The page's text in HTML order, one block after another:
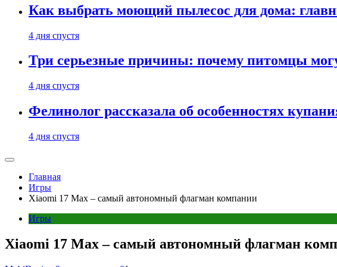
Как выбрать моющий пылесос для дома:
4 дня спустя
Три серьезные причины: почему питомцы
4 дня спустя
Фелинолог рассказала об особенностях
4 дня спустя
Главная
Игры
Xiaomi 17 Max – самый автономный флагман компании
Игры
Xiaomi 17 Max – самый автономный флагман